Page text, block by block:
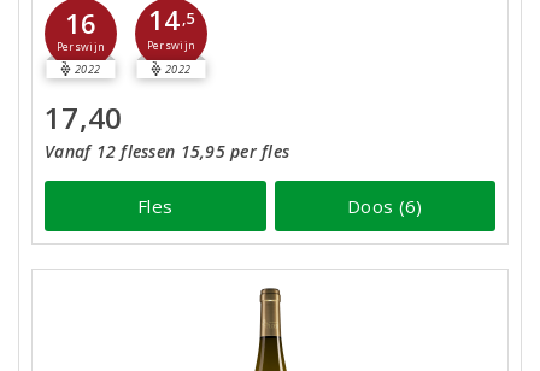
16
Perswijn
2022
14,5
Perswijn
2022
17,40
Vanaf 12 flessen 15,95 per fles
Fles Doos (6)